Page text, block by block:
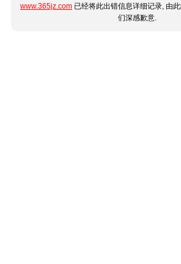
www.365jz.com 已经将此出错信息详细记录, 由
们深感歉意.